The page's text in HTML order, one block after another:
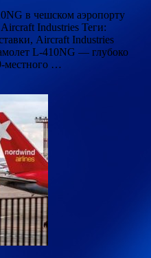
в чешском аэропорту
Industries Теги:
Aircraft Industries
L-410NG — глубоко
местного …